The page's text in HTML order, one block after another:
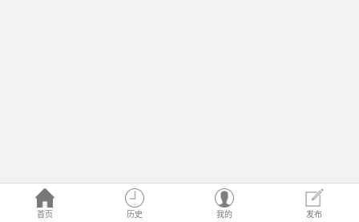
首页 历史 我的 发布